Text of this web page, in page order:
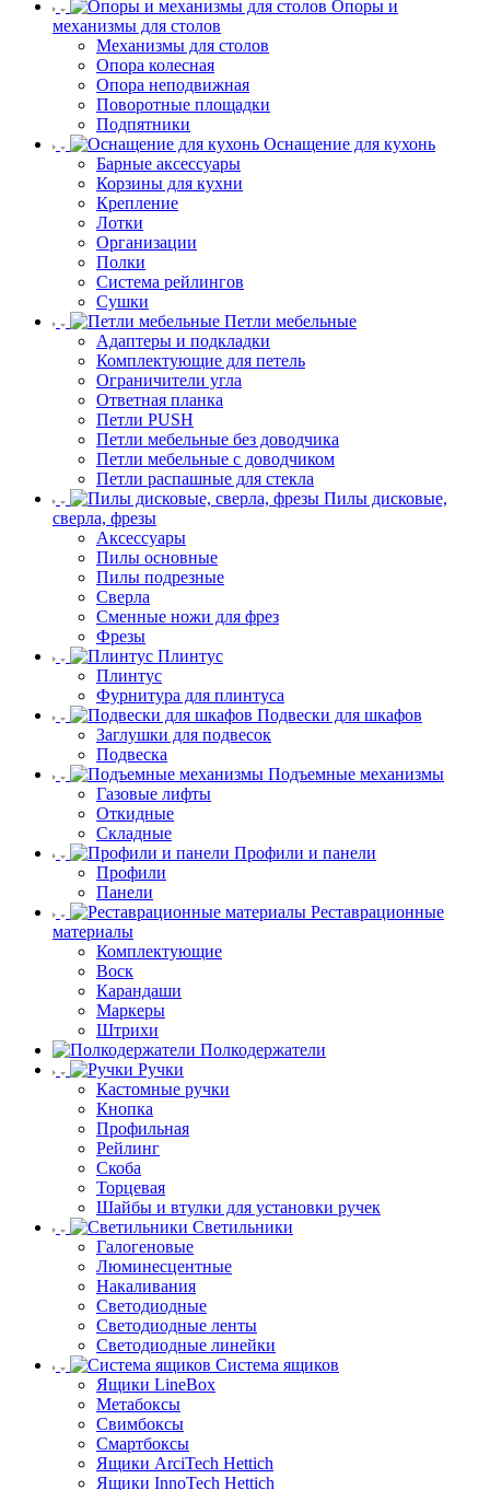
Опоры и
механизмы для столов
Механизмы для столов
Опора колесная
Опора неподвижная
Поворотные площадки
Подпятники
Оснащение для кухонь
Барные аксессуары
Корзины для кухни
Крепление
Лотки
Организации
Полки
Система рейлингов
Сушки
Петли мебельные
Адаптеры и подкладки
Комплектующие для петель
Ограничители угла
Ответная планка
Петли PUSH
Петли мебельные без доводчика
Петли мебельные с доводчиком
Петли распашные для стекла
Пилы дисковые,
сверла, фрезы
Аксессуары
Пилы основные
Пилы подрезные
Сверла
Сменные ножи для фрез
Фрезы
Плинтус
Плинтус
Фурнитура для плинтуса
Подвески для шкафов
Заглушки для подвесок
Подвеска
Подъемные механизмы
Газовые лифты
Откидные
Складные
Профили и панели
Профили
Панели
Реставрационные
материалы
Комплектующие
Воск
Карандаши
Маркеры
Штрихи
Полкодержатели
Ручки
Кастомные ручки
Кнопка
Профильная
Рейлинг
Скоба
Торцевая
Шайбы и втулки для установки ручек
Светильники
Галогеновые
Люминесцентные
Накаливания
Светодиодные
Светодиодные ленты
Светодиодные линейки
Система ящиков
Ящики LineBox
Метабоксы
Свимбоксы
Смартбоксы
Ящики ArciTech Hettich
Ящики InnoTech Hettich